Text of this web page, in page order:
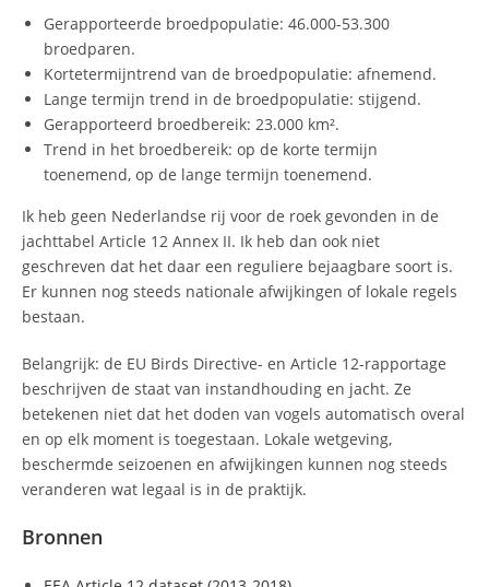
Gerapporteerde broedpopulatie: 46.000-53.300
broedparen.
Kortetermijntrend van de broedpopulatie: afnemend.
Lange termijn trend in de broedpopulatie: stijgend.
Gerapporteerd broedbereik: 23.000 km².
Trend in het broedbereik: op de korte termijn
toenemend, op de lange termijn toenemend.
Ik heb geen Nederlandse rij voor de roek gevonden in de
jachttabel Article 12 Annex II. Ik heb dan ook niet
geschreven dat het daar een reguliere bejaagbare soort is.
Er kunnen nog steeds nationale afwijkingen of lokale regels
bestaan.
Belangrijk: de EU Birds Directive- en Article 12-rapportage
beschrijven de staat van instandhouding en jacht. Ze
betekenen niet dat het doden van vogels automatisch overal
en op elk moment is toegestaan. Lokale wetgeving,
beschermde seizoenen en afwijkingen kunnen nog steeds
veranderen wat legaal is in de praktijk.
Bronnen